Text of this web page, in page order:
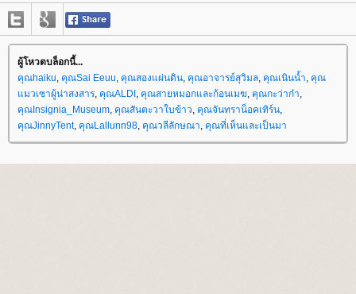
ผู้โหวตบล็อกนี้...
คุณhaiku คุณSai Eeuu คุณสองแผ่นดิน คุณอาจารย์สุวิมล คุณเนินน้ำ คุณ
มวเซาผู้น่าสงสาร คุณALDI คุณสายหมอกและก้อนเมฆ คุณกะว่าก๋า
คุณInsignia_Museum คุณสันตะวาใบข้าว คุณจันทราน็อคเทิร์น
คุณJinnyTent, คุณLallunn98 คุณวลีลักษณา คุณที่เห็นและเป็นมา